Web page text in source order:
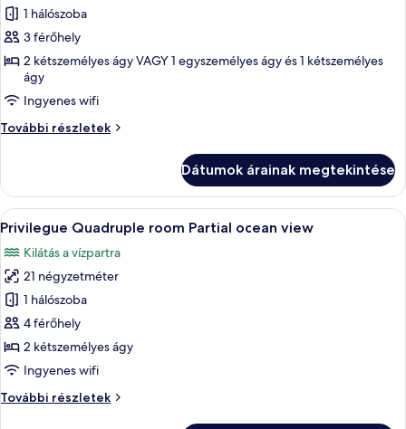
képének
megtekintése:
Privilege
Triple
Room
Partial
Ocean
1 hálószoba
3 férőhely
2 kétszemélyes ágy VAGY 1 egyszemélyes ágy és 1 kétszemélyes
ágy
Ingyenes wifi
További részletek
Privilege
Ocean
View
további
részletei
Dátumok árainak megtekintése
A
következő
szoba
összes
képének
megtekintése:
Privilegue
Quadruple
room
Partial
Egy kétágyas szoba, egy erkély
3
Privilegue Quadruple room Partial ocean view
Kilátás a vízpartra
21 négyzetméter
1 hálószoba
4 férőhely
2 kétszemélyes ágy
Ingyenes wifi
További részletek
Privilegue